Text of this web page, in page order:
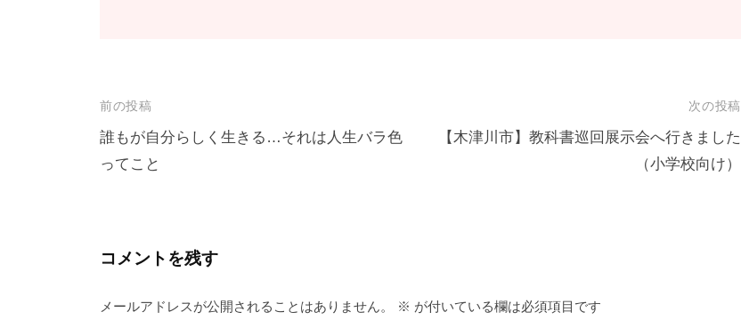
投
稿
ナ
ー
ョ
前の投稿
誰もが自分らしく生きる…それは人生バラ色
ってこと
次の投稿
【木津川市】教科書巡回展示会へ行きました
（小学校向け）
コメントを残す
メールアドレスが公開されることはありません。 ※ が付いている欄は必須項目です